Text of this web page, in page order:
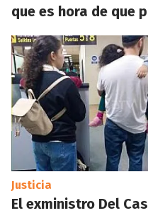
que es hora de que
Justicia
El exministro Del